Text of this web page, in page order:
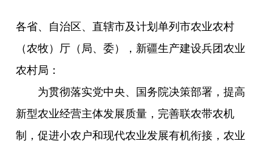
各省、自治区、直辖市及计划单列市农业农村
（农牧）厅（局、委），新疆生产建设兵团农业
农村局：
为贯彻落实党中央、国务院决策部署，提高
新型农业经营主体发展质量，完善联农带农机
制，促进小农户和现代农业发展有机衔接，农业